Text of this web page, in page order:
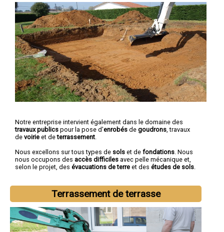
Notre entreprise intervient également dans le domaine des
travaux publics pour la pose d'enrobés de goudrons , travaux
de voirie et deterrassement
Nous excellons sur tous types de sols et de fondations . Nous
nous occupons des accès difficiles avec pelle mécanique et,
selon le projet, des évacuations de terre et des études de sols
Terrassement de terrasse